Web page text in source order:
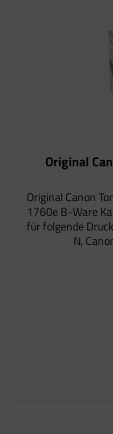
Original
Original Canon
1760e B-Ware
für folgende
N,